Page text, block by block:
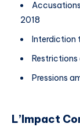
2018
Interdiction
Restrictions
Pressions
L’Impact